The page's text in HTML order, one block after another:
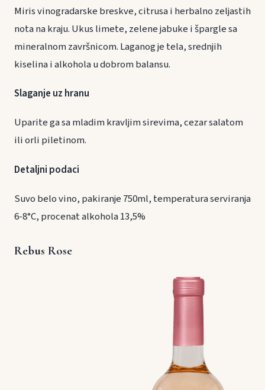
Miris vinogradarske breskve, citrusa i herbalno zeljastih
nota na kraju. Ukus limete, zelene jabuke i špargle sa
mineralnom završnicom. Laganog je tela, srednjih
kiselina i alkohola u dobrom balansu.
Slaganje uz hranu
Uparite ga sa mladim kravljim sirevima, cezar salatom
ili orli piletinom.
Detaljni podaci
Suvo belo vino, pakiranje 750ml, temperatura serviranja
6-8°C, procenat alkohola 13,5%
Rebus Rose